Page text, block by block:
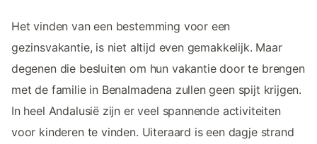
Het vinden van een bestemming voor een
gezinsvakantie, is niet altijd even gemakkelijk. Maar
degenen die besluiten om hun vakantie door te brengen
met de familie in Benalmadena zullen geen spijt krijgen.
In heel Andalusië zijn er veel spannende activiteiten
voor kinderen te vinden. Uiteraard is een dagje strand